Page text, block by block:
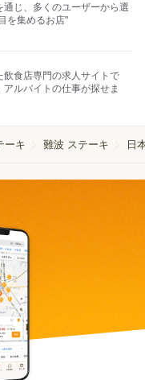
じ、多くのユーザーから選
を集めるお店"
飲食店専門の求人サイトで
ルバイトの仕事が探せま
ーキ 難波 ステーキ 日